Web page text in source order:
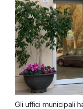
Gli uffici municipali